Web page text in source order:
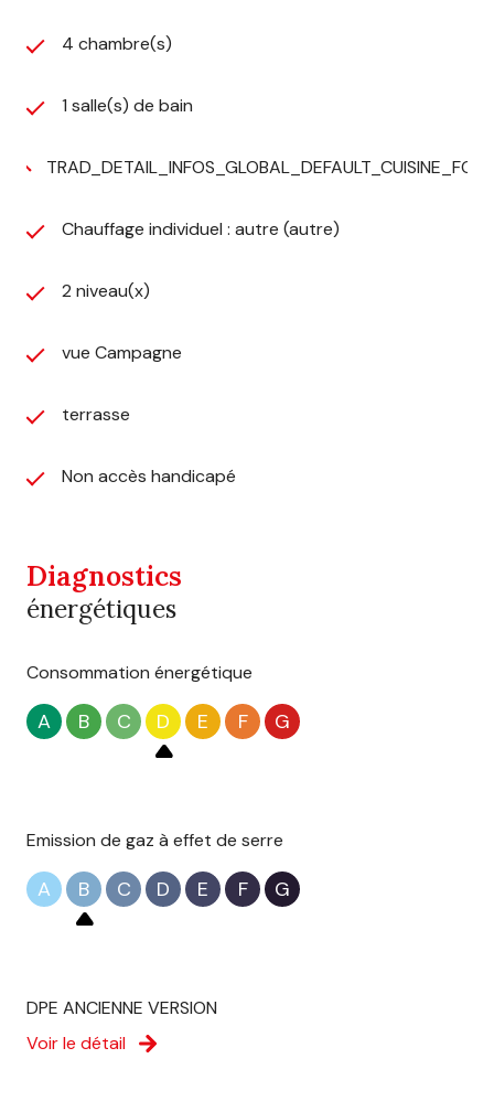
4 chambre(s)
1 salle(s) de bain
Chauffage individuel : autre (autre)
2 niveau(x)
vue Campagne
terrasse
Non accès handicapé
Diagnostics
énergétiques
Consommation énergétique
A B C D E F G
Emission de gaz à effet de serre
A B C D E F G
DPE ANCIENNE VERSION
Voir le détail